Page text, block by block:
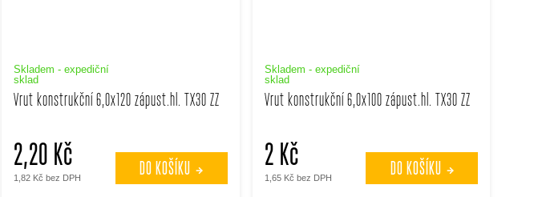
Vrut konstrukční 6,0x120 zápust.hl. TX30 ZZ
Skladem - expediční
sklad
1,82 Kč bez DPH
2,20 Kč DO KOŠÍKU
Vrut konstrukční 6,0x100 zápust.hl. TX30 ZZ
Skladem - expediční
sklad
1,65 Kč bez DPH
2 Kč DO KOŠÍKU